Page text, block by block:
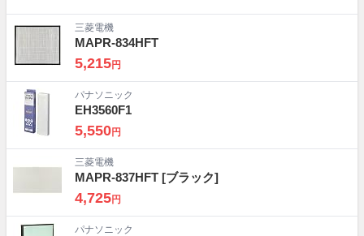
三菱電機
MAPR-834HFT
5,215円
パナソニック
EH3560F1
5,550円
三菱電機
MAPR-837HFT [ブラック]
4,725円
パナソニック